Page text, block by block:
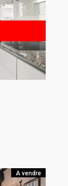
A vendre